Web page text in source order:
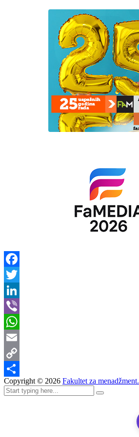
Facebook
Twitter
LinkedIn
Viber
WhatsApp
Email
Copy
Link
Share
Copyright © 2026 Fakultet za menadžment.